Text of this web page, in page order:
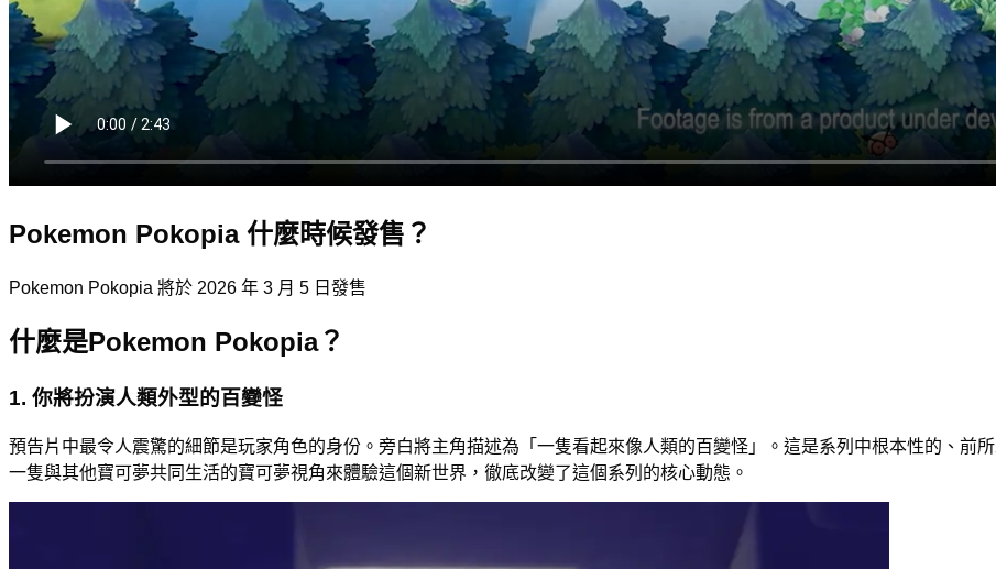
Pokemon Pokopia 什麼時候發售？
Pokemon Pokopia 將於 2026 年 3 月 5 日發售
什麼是Pokemon Pokopia？
1. 你將扮演人類外型的百變怪
預告片中最令人震驚的細節是玩家角色的身份。旁白將主角描述為「一隻看起來像人類的百變怪」。這是系列中根本性的、前
一隻與其他寶可夢共同生活的寶可夢視角來體驗這個新世界，徹底改變了這個系列的核心動態。